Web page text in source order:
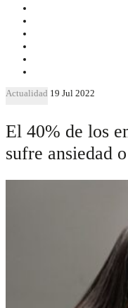
Actualidad 19 Jul 2022
El 40% de los
sufre ansiedad